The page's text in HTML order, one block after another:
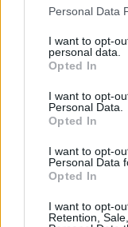
Please note that
not limited to your
grant or deny
use your data for
consent section.
Personal Data
I want to opt-
personal data.
Opted In
I want to opt-
Personal Data.
Opted In
I want to opt-
Personal Data
Opted In
I want to opt-
Retention,
da